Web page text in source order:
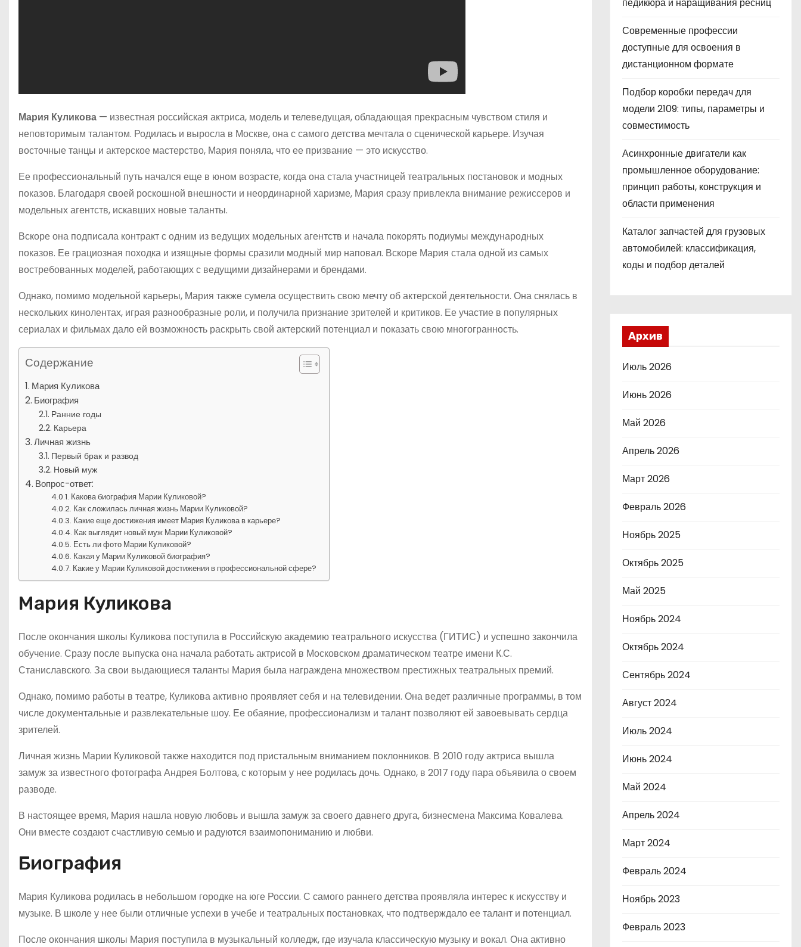
Мария Куликова — известная российская актриса, модель и телеведущая, обладающая прекрасным чувством стиля и
неповторимым талантом. Родилась и выросла в Москве, она с самого детства мечтала о сценической карьере. Изучая
восточные танцы и актерское мастерство, Мария поняла, что ее призвание — это искусство.
Ее профессиональный путь начался еще в юном возрасте, когда она стала участницей театральных постановок и модных
показов. Благодаря своей роскошной внешности и неординарной харизме, Мария сразу привлекла внимание режиссеров и
модельных агентств, искавших новые таланты.
Вскоре она подписала контракт с одним из ведущих модельных агентств и начала покорять подиумы международных
показов. Ее грациозная походка и изящные формы сразили модный мир наповал. Вскоре Мария стала одной из самых
востребованных моделей, работающих с ведущими дизайнерами и брендами.
Однако, помимо модельной карьеры, Мария также сумела осуществить свою мечту об актерской деятельности. Она снялась в
нескольких кинолентах, играя разнообразные роли, и получила признание зрителей и критиков. Ее участие в популярных
сериалах и фильмах дало ей возможность раскрыть свой актерский потенциал и показать свою многогранность.
Содержание
Мария Куликова
Биография
Ранние годы
Карьера
Личная жизнь
Первый брак и развод
Новый муж
Вопрос-ответ:
Какова биография Марии Куликовой?
Как сложилась личная жизнь Марии Куликовой?
Какие еще достижения имеет Мария Куликова в карьере?
Как выглядит новый муж Марии Куликовой?
Есть ли фото Марии Куликовой?
Какая у Марии Куликовой биография?
Какие у Марии Куликовой достижения в профессиональной сфере?
Мария Куликова
После окончания школы Куликова поступила в Российскую академию театрального искусства (ГИТИС) и успешно закончила
обучение. Сразу после выпуска она начала работать актрисой в Московском драматическом театре имени К.С.
Станиславского. За свои выдающиеся таланты Мария была награждена множеством престижных театральных премий.
Однако, помимо работы в театре, Куликова активно проявляет себя и на телевидении. Она ведет различные программы, в том
числе документальные и развлекательные шоу. Ее обаяние, профессионализм и талант позволяют ей завоевывать сердца
зрителей.
Личная жизнь Марии Куликовой также находится под пристальным вниманием поклонников. В 2010 году актриса вышла
замуж за известного фотографа Андрея Болтова, с которым у нее родилась дочь. Однако, в 2017 году пара объявила о своем
разводе.
В настоящее время, Мария нашла новую любовь и вышла замуж за своего давнего друга, бизнесмена Максима Ковалева.
Они вместе создают счастливую семью и радуются взаимопониманию и любви.
Биография
Мария Куликова родилась в небольшом городке на юге России. С самого раннего детства проявляла интерес к искусству и
музыке. В школе у нее были отличные успехи в учебе и театральных постановках, что подтверждало ее талант и потенциал.
После окончания школы Мария поступила в музыкальный колледж, где изучала классическую музыку и вокал. Она активно
Современные профессии
доступные для освоения в
дистанционном формате
Подбор коробки передач для
модели 2109: типы, параметры и
совместимость
Асинхронные двигатели как
промышленное оборудование:
принцип работы, конструкция и
области применения
Каталог запчастей для грузовых
автомобилей: классификация,
коды и подбор деталей
Архив
Июль 2026
Июнь 2026
Май 2026
Апрель 2026
Март 2026
Февраль 2026
Ноябрь 2025
Октябрь 2025
Май 2025
Ноябрь 2024
Октябрь 2024
Сентябрь 2024
Август 2024
Июль 2024
Июнь 2024
Май 2024
Апрель 2024
Март 2024
Февраль 2024
Ноябрь 2023
Февраль 2023